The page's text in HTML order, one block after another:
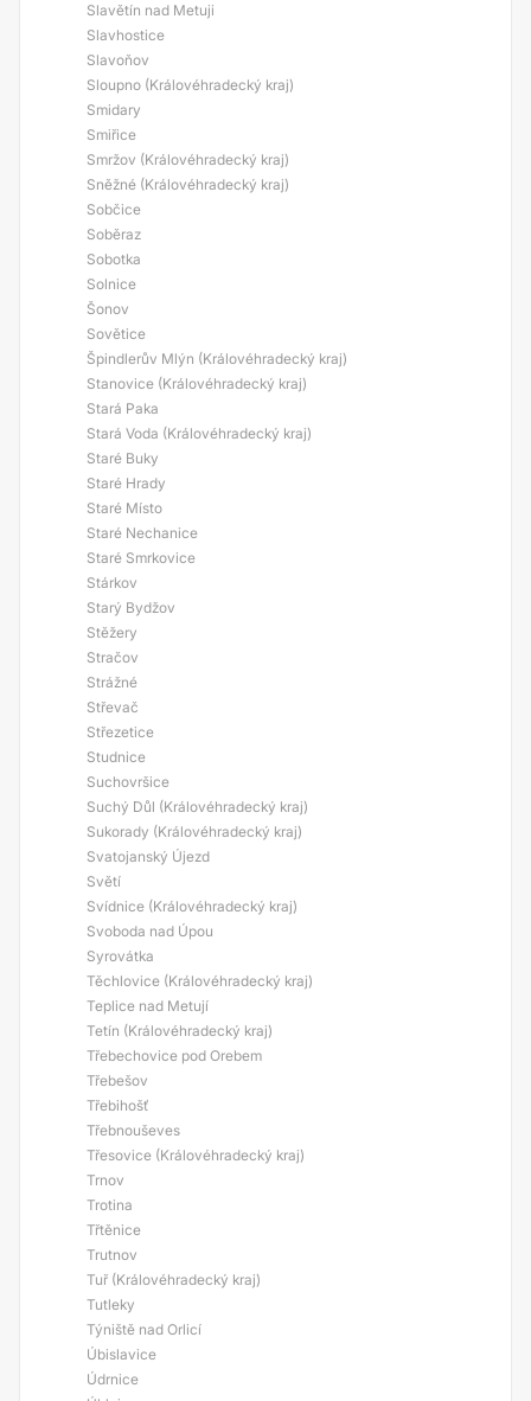
Slavětín nad Metuji
Slavhostice
Slavoňov
Sloupno (Královéhradecký kraj)
Smidary
Smiřice
Smržov (Královéhradecký kraj)
Sněžné (Královéhradecký kraj)
Sobčice
Soběraz
Sobotka
Solnice
Šonov
Sovětice
Špindlerův Mlýn (Královéhradecký kraj)
Stanovice (Královéhradecký kraj)
Stará Paka
Stará Voda (Královéhradecký kraj)
Staré Buky
Staré Hrady
Staré Místo
Staré Nechanice
Staré Smrkovice
Stárkov
Starý Bydžov
Stěžery
Stračov
Strážné
Střevač
Střezetice
Studnice
Suchovršice
Suchý Důl (Královéhradecký kraj)
Sukorady (Královéhradecký kraj)
Svatojanský Újezd
Světí
Svídnice (Královéhradecký kraj)
Svoboda nad Úpou
Syrovátka
Těchlovice (Královéhradecký kraj)
Teplice nad Metují
Tetín (Královéhradecký kraj)
Třebechovice pod Orebem
Třebešov
Třebihošť
Třebnouševes
Třesovice (Královéhradecký kraj)
Trnov
Trotina
Třtěnice
Trutnov
Tuř (Královéhradecký kraj)
Tutleky
Týniště nad Orlicí
Úbislavice
Údrnice